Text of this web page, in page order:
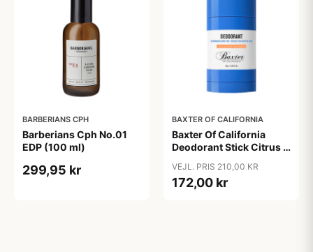
BARBERIANS CPH
Barberians Cph No.01
EDP (100 ml)
299,95 kr
BAXTER OF CALIFORNIA
Baxter Of California
Deodorant Stick Citrus &
VEJL. PRIS 210,00 KR
172,00 kr